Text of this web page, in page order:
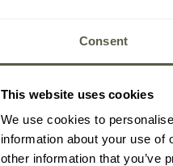
Consent
This website uses cookies
We use cookies to
information about your use of
other information that you’ve